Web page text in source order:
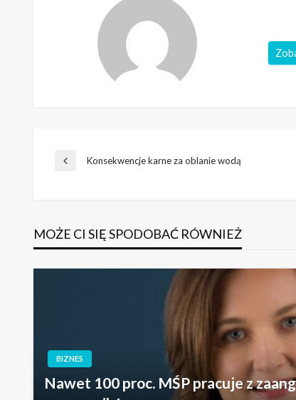
Nawigacja
Poprzedni
Konsekwencje karne za oblanie wodą
MOŻE CI SIĘ SPODOBAĆ RÓWNIEŻ
BIZNES
Nawet 100 proc. MŚP pracuje z